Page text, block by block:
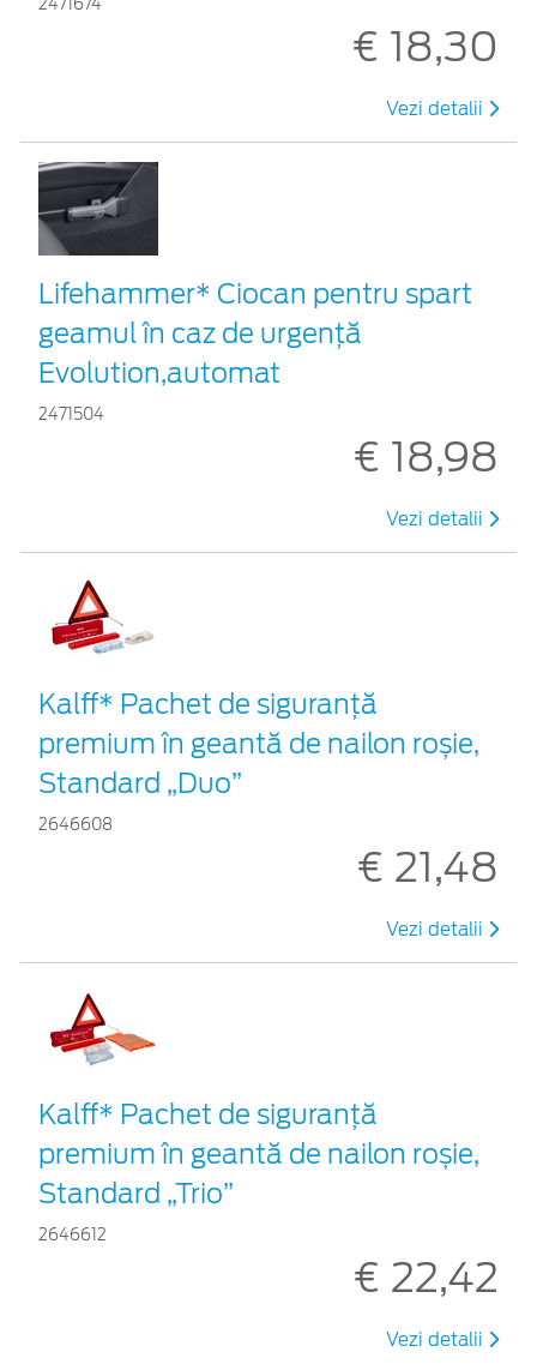
2471674
€ 18,30
Vezi detalii
Lifehammer* Ciocan pentru spart
geamul în caz de urgenţă
Evolution,automat
2471504
€ 18,98
Vezi detalii
Kalff* Pachet de siguranţă
premium în geantă de nailon roșie,
Standard „Duo”
2646608
€ 21,48
Vezi detalii
Kalff* Pachet de siguranţă
premium în geantă de nailon roșie,
Standard „Trio”
2646612
€ 22,42
Vezi detalii